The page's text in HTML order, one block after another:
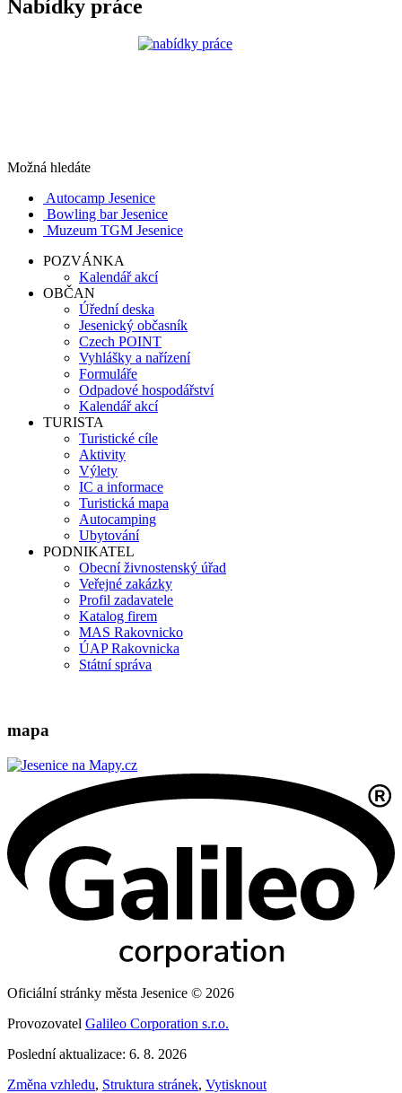
Nabídky práce
Možná hledáte
Autocamp Jesenice
Bowling bar Jesenice
Muzeum TGM Jesenice
POZVÁNKA
Kalendář akcí
OBČAN
Úřední deska
Jesenický občasník
Czech POINT
Vyhlášky a nařízení
Formuláře
Odpadové hospodářství
Kalendář akcí
TURISTA
Turistické cíle
Aktivity
Výlety
IC a informace
Turistická mapa
Autocamping
Ubytování
PODNIKATEL
Obecní živnostenský úřad
Veřejné zakázky
Profil zadavatele
Katalog firem
MAS Rakovnicko
ÚAP Rakovnicka
Státní správa
mapa
Oficiální stránky města Jesenice © 2026
Provozovatel Galileo Corporation s.r.o.
Poslední aktualizace: 6. 8. 2026
Změna vzhledu, Struktura stránek, Vytisknout